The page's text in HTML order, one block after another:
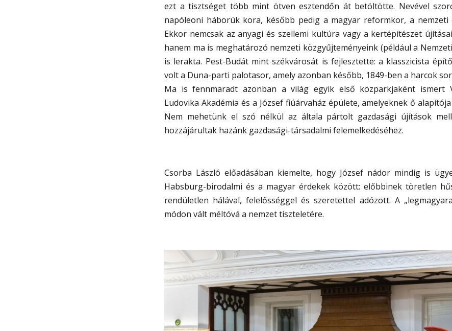
ezt a tisztséget több mint ötven esztendőn át betöltötte. Nevével
napóleoni háborúk kora, később pedig a magyar reformkor, a nemzeti
Ekkor nemcsak az anyagi és szellemi kultúra vagy a kertépítészet
hanem ma is meghatározó nemzeti közgyűjteményeink (például a
is lerakta. Pest-Budát mint székvárosát is fejlesztette: a klasszicista
volt a Duna-parti palotasor, amely azonban később, 1849-ben a harcok
Ma is fennmaradt azonban a világ egyik első közparkjaként ismert
Ludovika Akadémia és a József fiúárvaház épülete, amelyeknek ő
Nem mehetünk el szó nélkül az általa pártolt gazdasági újítások
hozzájárultak hazánk gazdasági-társadalmi felemelkedéséhez.
Csorba László előadásában kiemelte, hogy József nádor mindig is
Habsburg-birodalmi és a magyar érdekek között: előbbinek töretlen
rendületlen hálával, felelősséggel és szeretettel adózott. A
módon vált méltóvá a nemzet tiszteletére.